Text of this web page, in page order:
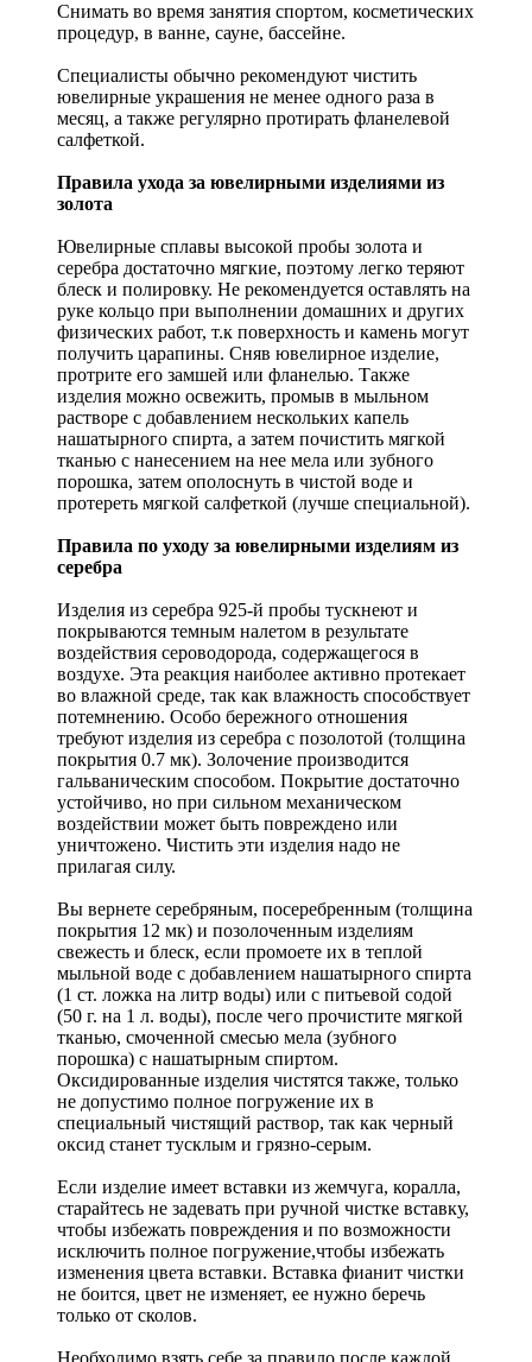
Снимать во время занятия спортом, косметических
процедур, в ванне, сауне, бассейне.
Специалисты обычно рекомендуют чистить
ювелирные украшения не менее одного раза в
месяц, а также регулярно протирать фланелевой
салфеткой.
Правила ухода за ювелирными изделиями из
золота
Ювелирные сплавы высокой пробы золота и
серебра достаточно мягкие, поэтому легко теряют
блеск и полировку. Не рекомендуется оставлять на
руке кольцо при выполнении домашних и других
физических работ, т.к поверхность и камень могут
получить царапины. Сняв ювелирное изделие,
протрите его замшей или фланелью. Также
изделия можно освежить, промыв в мыльном
растворе с добавлением нескольких капель
нашатырного спирта, а затем почистить мягкой
тканью с нанесением на нее мела или зубного
порошка, затем ополоснуть в чистой воде и
протереть мягкой салфеткой (лучше специальной).
Правила по уходу за ювелирными изделиям из
серебра
Изделия из серебра 925-й пробы тускнеют и
покрываются темным налетом в результате
воздействия сероводорода, содержащегося в
воздухе. Эта реакция наиболее активно протекает
во влажной среде, так как влажность способствует
потемнению. Особо бережного отношения
требуют изделия из серебра с позолотой (толщина
покрытия 0.7 мк). Золочение производится
гальваническим способом. Покрытие достаточно
устойчиво, но при сильном механическом
воздействии может быть повреждено или
уничтожено. Чистить эти изделия надо не
прилагая силу.
Вы вернете серебряным, посеребренным (толщина
покрытия 12 мк) и позолоченным изделиям
свежесть и блеск, если промоете их в теплой
мыльной воде с добавлением нашатырного спирта
(1 ст. ложка на литр воды) или с питьевой содой
(50 г. на 1 л. воды), после чего прочистите мягкой
тканью, смоченной смесью мела (зубного
порошка) с нашатырным спиртом.
Оксидированные изделия чистятся также, только
не допустимо полное погружение их в
специальный чистящий раствор, так как черный
оксид станет тусклым и грязно-серым.
Если изделие имеет вставки из жемчуга, коралла,
старайтесь не задевать при ручной чистке вставку,
чтобы избежать повреждения и по возможности
исключить полное погружение,чтобы избежать
изменения цвета вставки. Вставка фианит чистки
не боится, цвет не изменяет, ее нужно беречь
только от сколов.